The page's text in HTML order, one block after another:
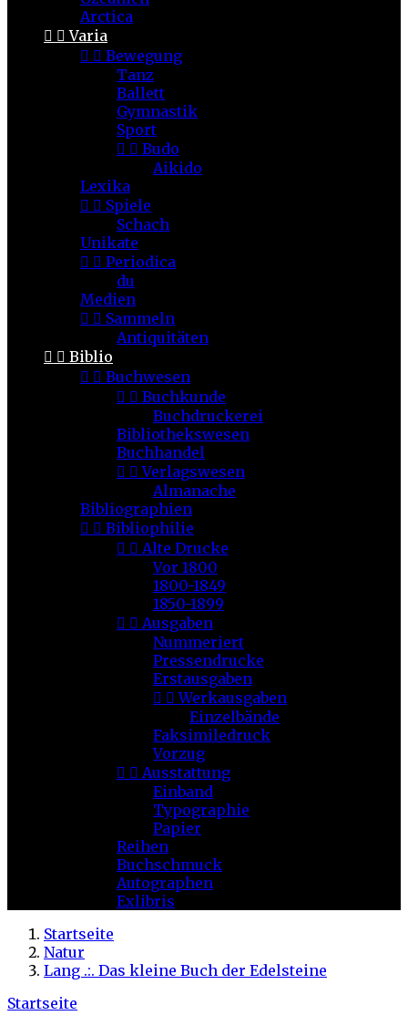
Arctica
  Varia
  Bewegung
Tanz
Ballett
Gymnastik
Sport
  Budo
Aikido
Lexika
  Spiele
Schach
Unikate
  Periodica
du
Medien
  Sammeln
Antiquitäten
  Biblio
  Buchwesen
  Buchkunde
Buchdruckerei
Bibliothekswesen
Buchhandel
  Verlagswesen
Almanache
Bibliographien
  Bibliophilie
  Alte Drucke
Vor 1800
1800-1849
1850-1899
  Ausgaben
Nummeriert
Pressendrucke
Erstausgaben
  Werkausgaben
Einzelbände
Faksimiledruck
Vorzug
  Ausstattung
Einband
Typographie
Papier
Reihen
Buchschmuck
Autographen
Exlibris
Startseite
Natur
Lang .:. Das kleine Buch der Edelsteine
Startseite